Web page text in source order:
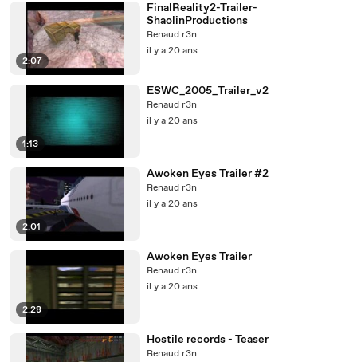
2:07
FinalReality2-Trailer-
ShaolinProductions
Renaud r3n
il y a 20 ans
1:13
ESWC_2005_Trailer_v2
Renaud r3n
il y a 20 ans
2:01
Awoken Eyes Trailer #2
Renaud r3n
il y a 20 ans
2:28
Awoken Eyes Trailer
Renaud r3n
il y a 20 ans
Hostile records - Teaser
Renaud r3n